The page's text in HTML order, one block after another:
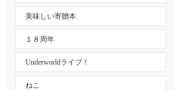
美味しい寄贈本
１８周年
Underworldライブ！
ねこ